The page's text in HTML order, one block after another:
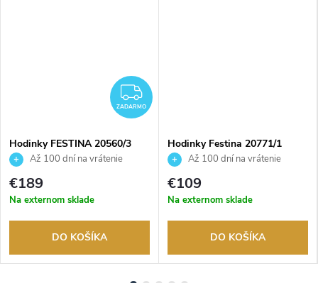
ZADARMO
ZADARMO
Hodinky FESTINA 20560/3
Až 100 dní na vrátenie
tovaru. Autorizovaný predajca.
€189
Na externom sklade
DO KOŠÍKA
Hodinky Festina 20771/1
Až 100 dní na vrátenie
tovaru. Autorizovaný predajca.
€109
Na externom sklade
DO KOŠÍKA